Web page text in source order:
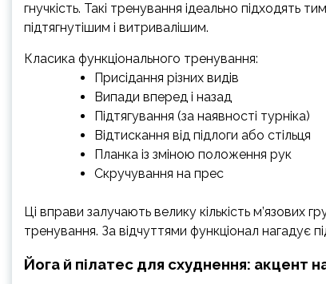
гнучкість. Такі тренування ідеально підходять
підтягнутішим і витривалішим.
Класика функціонального тренування:
Присідання різних видів
Випади вперед і назад
Підтягування (за наявності турніка)
Відтискання від підлоги або стільця
Планка із зміною положення рук
Скручування на прес
Ці вправи залучають велику кількість м’язових
тренування. За відчуттями функціонал нагадує
Йога й пілатес для схуднення: акцент